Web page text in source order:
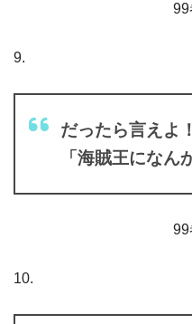
99
9.
だったら言え
「海賊王になん
99
10.